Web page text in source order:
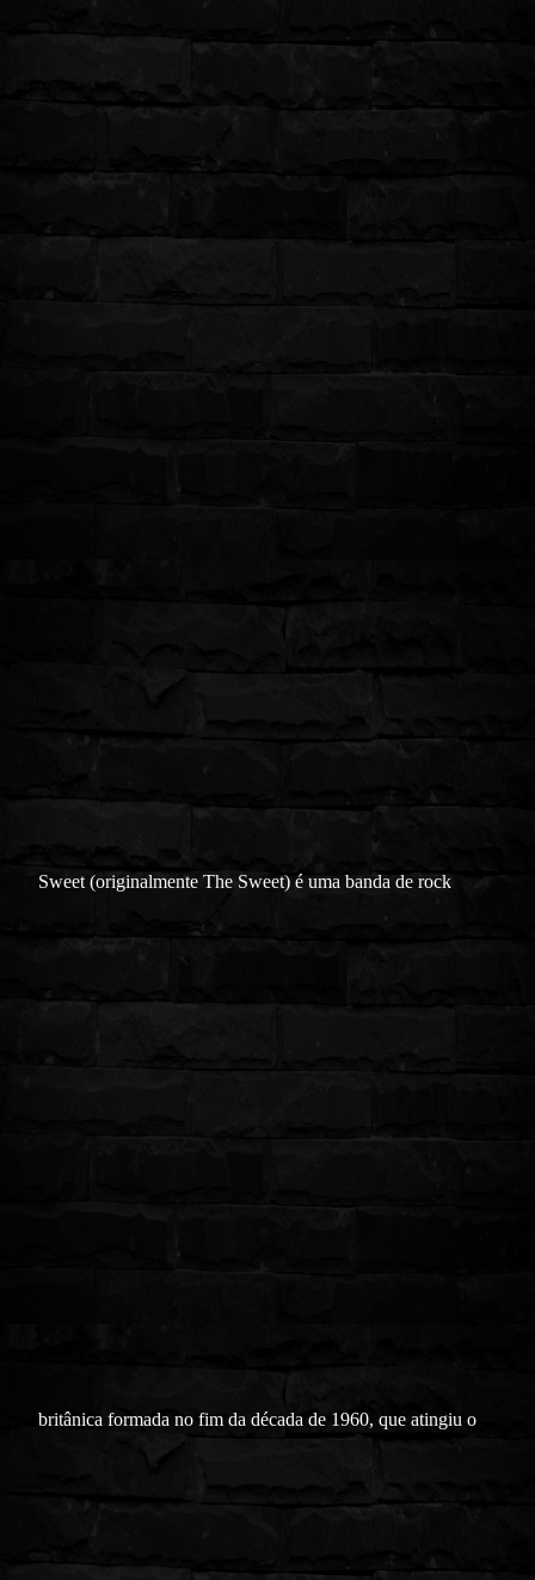
Sweet (originalmente The Sweet) é uma banda de rock
britânica formada no fim da década de 1960, que atingiu o